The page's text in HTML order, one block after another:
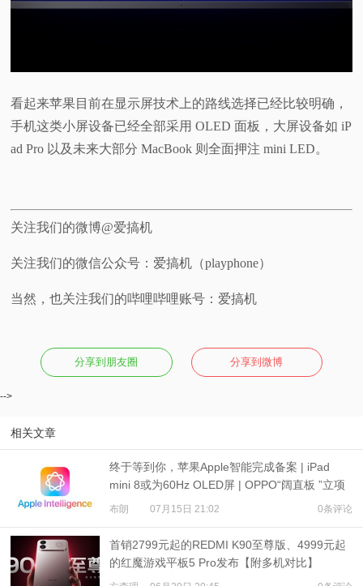
看起来苹果目前在显示屏技术上的路线选择已经比较明确，
手机这类小屏设备已经全部采用 OLED 面板，大屏设备如 iP
ad Pro 以及未来大部分 MacBook 则全面押注 mini LED。
关注我们的微博@爱搞机
关注我们的微信公众号：爱搞机（playphone）
当然，也关注我们的哔哩哔哩账号：爱搞机
分享到朋友圈 分享到微博
-->
相关文章
终于等到你，苹果Apple智能完成备案 | iPad
mini 8或为60Hz OLED屏 | OPPO“阔直板 ”立项
布朗 07月15日 21:02 0条评论
首销2799元起的REDMI K90至尊版、4999元起
的红魔游戏平板5 Pro发布【附多机对比】